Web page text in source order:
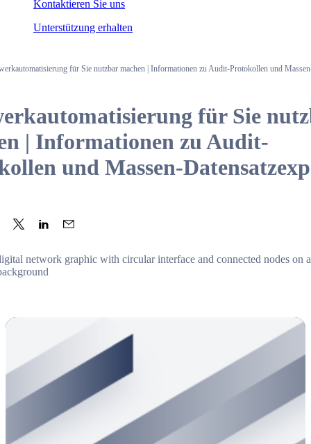
Kontaktieren Sie uns
Unterstützung erhalten
für Sie nutzbar machen | Informationen zu Audit-Protokollen und
für Sie
| Informationen zu Audit-
und Massen-
to Facebook
Share to Twitter
Share to LinkedIn
Share to Email